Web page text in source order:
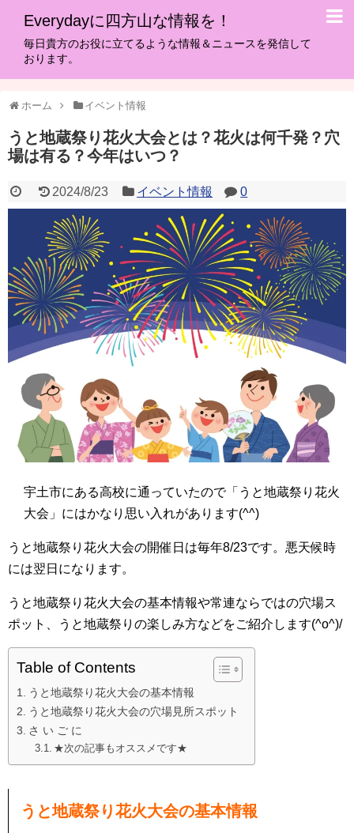
Everydayに四方山な情報を！
毎日貴方のお役に立てるような情報＆ニュースを発信して
おります。
ホーム イベント情報
うと地蔵祭り花火大会とは？花火は何千発？穴
場は有る？今年はいつ？
2024/8/23 イベント情報 0
宇土市にある高校に通っていたので「うと地蔵祭り花火
大会」にはかなり思い入れがあります(^^)
うと地蔵祭り花火大会の開催日は毎年8/23です。悪天候時
には翌日になります。
うと地蔵祭り花火大会の基本情報や常連ならではの穴場ス
ポット、うと地蔵祭りの楽しみ方などをご紹介します(^o^)/
Table of Contents
うと地蔵祭り花火大会の基本情報
うと地蔵祭り花火大会の穴場見所スポット
さ い ご に
★次の記事もオススメです★
うと地蔵祭り花火大会の基本情報